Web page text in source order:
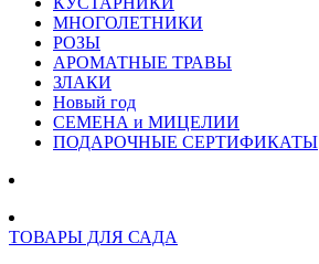
МНОГОЛЕТНИКИ
РОЗЫ
АРОМАТНЫЕ ТРАВЫ
ЗЛАКИ
Новый год
СЕМЕНА и МИЦЕЛИИ
ПОДАРОЧНЫЕ СЕРТИФИКАТЫ
ТОВАРЫ ДЛЯ САДА